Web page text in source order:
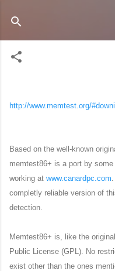
http://www.memtest.org/
Based on the well-known
memtest86+ is a port by
working at www.canardpc.com
completly reliable version of
detection.
Memtest86+ is, like the
Public License (GPL). No
exist other than the ones